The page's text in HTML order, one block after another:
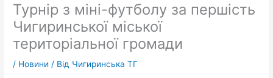
Турнір з міні-футболу за першість
Чигиринської міської
територіальної громади
/ Новини / Від Чигиринська ТГ